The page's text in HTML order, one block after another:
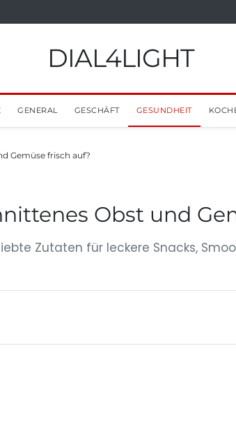
DIAL4LIGHT
GENERAL GESCHÄFT GESUNDHEIT
Gemüse frisch auf?
Obst und
Zutaten für leckere Snacks,